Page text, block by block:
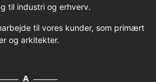
til industri og erhverv.
til vores kunder, som primært
og arkitekter.